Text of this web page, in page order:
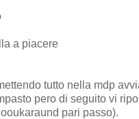
a piacere
tutto nella mdp
pero di seguito vi
pari passo).